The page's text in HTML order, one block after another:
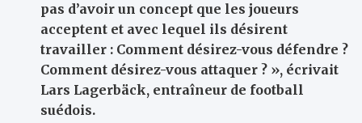
pas d’avoir un concept que les joueurs
acceptent et avec lequel ils désirent
travailler : Comment désirez-vous défendre ?
Comment désirez-vous attaquer ? », écrivait
Lars Lagerbäck, entraîneur de football
suédois.